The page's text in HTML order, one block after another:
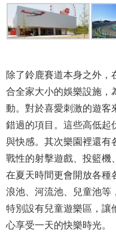
除了鈴鹿賽道本身之外，
合全家大小的娛樂設施，
動。對於喜愛刺激的遊客
錯過的項目。這些高低起
與快感。其次樂園裡還有
戰性的射擊遊戲、投籃機
在夏天時間更會開放各種
浪池、河流池、兒童池等
特別設有兒童遊樂區，讓
心享受一天的快樂時光。